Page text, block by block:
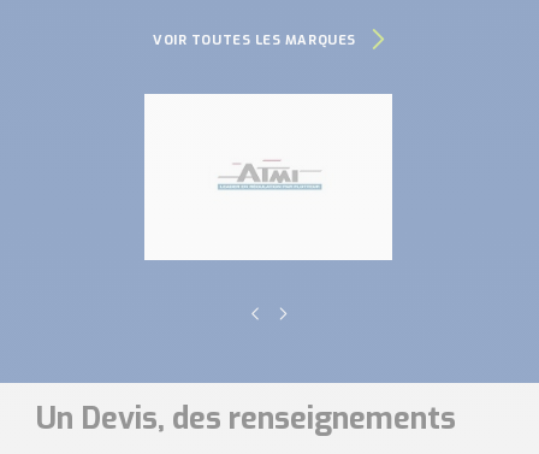
VOIR TOUTES LES MARQUES
Un Devis, des renseignements